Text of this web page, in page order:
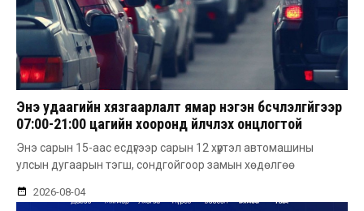
Энэ удаагийн хязгаарлалт ямар нэгэн бүсчлэлгүйгээр
07:00-21:00 цагийн хооронд үйлчлэх онцлогтой
Энэ сарын 15-аас есдүгээр сарын 12 хүртэл автомашины
улсын дугаарын тэгш, сондгойгоор замын хөдөлгөө
2026-08-04